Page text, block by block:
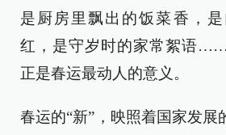
是厨房里飘出的饭菜香，
红，是守岁时的家常絮语……
正是春运最动人的意义。
春运的“新”，映照着国家发展